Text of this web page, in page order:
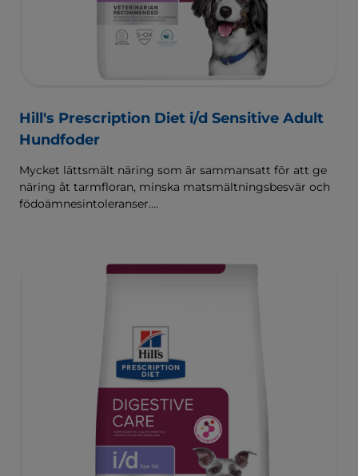
Hill's Prescription Diet i/d Sensitive Adult
Hundfoder
Mycket lättsmält näring som är sammansatt för att ge
näring åt tarmfloran, minska matsmältningsbesvär och
födoämnesintoleranser.
matsmältningen och välbefinnandet.